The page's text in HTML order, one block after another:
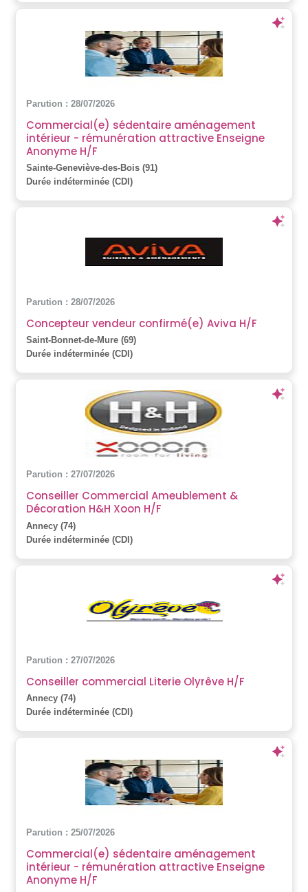
Parution : 28/07/2026
Commercial(e) sédentaire aménagement
intérieur - rémunération attractive Enseigne
Anonyme H/F
Sainte-Geneviève-des-Bois (91)
Durée indéterminée (CDI)
Parution : 28/07/2026
Concepteur vendeur confirmé(e) Aviva H/F
Saint-Bonnet-de-Mure (69)
Durée indéterminée (CDI)
Parution : 27/07/2026
Conseiller Commercial Ameublement &
Décoration H&H Xoon H/F
Annecy (74)
Durée indéterminée (CDI)
Parution : 27/07/2026
Conseiller commercial Literie Olyrêve H/F
Annecy (74)
Durée indéterminée (CDI)
Parution : 25/07/2026
Commercial(e) sédentaire aménagement
intérieur - rémunération attractive Enseigne
Anonyme H/F